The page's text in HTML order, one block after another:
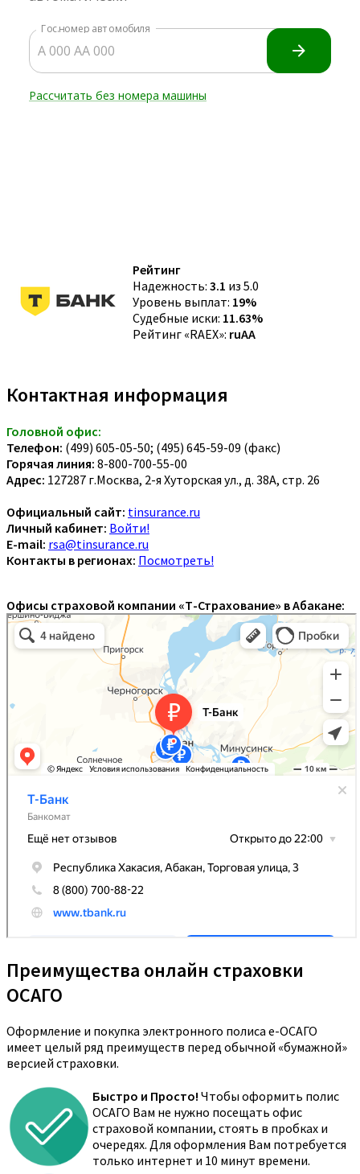
Рейтинг
Надежность: 3.1 из 5.0
Уровень выплат: 19%
Судебные иски: 11.63%
Рейтинг «RAEX»: ruAA
Контактная информация
Головной офис:
Телефон: (499) 605-05-50; (495) 645-59-09 (факс)
Горячая линия: 8-800-700-55-00
Адрес: 127287 г.Москва, 2-я Хуторская ул., д. 38А, стр. 26
Официальный сайт: tinsurance.ru
Личный кабинет: Войти!
E-mail: rsa@tinsurance.ru
Контакты в регионах: Посмотреть!
Офисы страховой компании «Т-Страхование» в Абакане:
Преимущества онлайн страховки
ОСАГО
Оформление и покупка электронного полиса е-ОСАГО
имеет целый ряд преимуществ перед обычной «бумажной»
версией страховки.
Быстро и Просто! Чтобы оформить полис
ОСАГО Вам не нужно посещать офис
страховой компании, стоять в пробках и
очередях. Для оформления Вам потребуется
только интернет и 10 минут времени.